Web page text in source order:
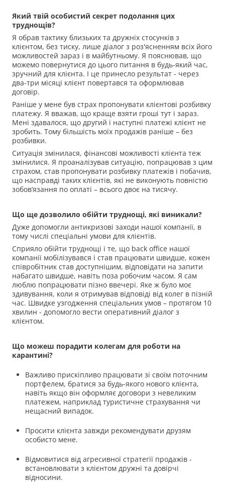
Який твій особистий секрет подолання цих
труднощів?
Я обрав тактику близьких та дружніх стосунків з
клієнтом, без тиску, лише діалог з роз'ясненням всіх його
можливостей зараз і в майбутньому. Я пояснював, що
можемо повернутися до цього питання в будь-який час,
зручний для клієнта. І це принесло результат - через
два-три місяці клієнт повертався та оформлював
договір.
Раніше у мене був страх пропонувати клієнтові розбивку
платежу. Я вважав, що краще взяти гроші тут і зараз.
Мені здавалося, що другий і наступні платежі клієнт не
зробить. Тому більшість моїх продажів раніше – без
розбивки.
Ситуація змінилася, фінансові можливості клієнта теж
змінилися. Я проаналізував ситуацію, попрацював з цим
страхом, став пропонувати розбивку платежів і побачив,
що насправді таких клієнтів, які не виконують повністю
зобов’язання по оплаті – всього двоє на тисячу.
Що ще дозволило обійти труднощі, які виникали?
Дуже допомогли антикризові заходи нашої компанії, в
тому числі спеціальні умови для клієнтів.
Сприяло обійти труднощі і те, що back office нашої
компанії мобілізувався і став працювати швидше, кожен
співробітник став доступнішим, відповідати на запити
набагато швидше, навіть поза робочим часом. Я сам
люблю попрацювати пізно ввечері. Яке ж було моє
здивування, коли я отримував відповіді від колег в пізній
час. Швидке узгодження спеціальних умов – протягом 10
хвилин - допомогло вести оперативний діалог з
клієнтом.
Що можеш порадити колегам для роботи на
карантині?
Важливо прискіпливо працювати зі своїм поточним
портфелем, братися за будь-якого нового клієнта,
навіть якщо він оформляє договори з невеликим
платежем, наприклад туристичне страхування чи
нещасний випадок.
Просити клієнта завжди рекомендувати друзям
особисто мене.
Відмовитися від агресивної стратегії продажів -
встановлювати з клієнтом дружні та довірчі
відносини.